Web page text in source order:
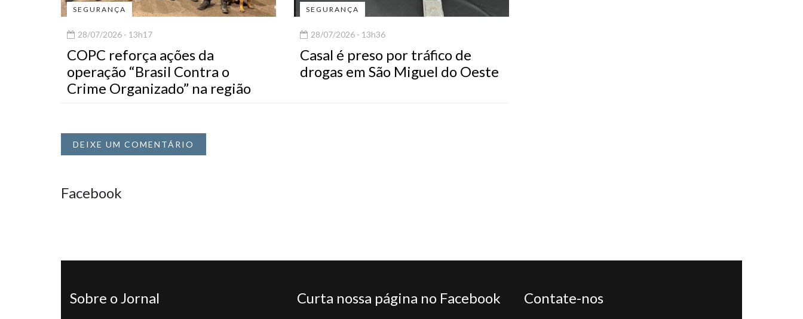
SEGURANÇA
28/07/2026 - 13h17
COPC reforça ações da
operação “Brasil Contra o
Crime Organizado” na região
SEGURANÇA
28/07/2026 - 13h36
Casal é preso por tráfico de
drogas em São Miguel do Oeste
DEIXE UM COMENTÁRIO
Facebook
Sobre o Jornal Curta nossa página no Facebook Contate-nos